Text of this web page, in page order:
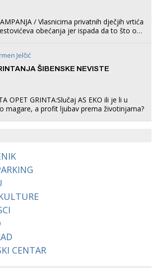
/ Vlasnicima privatnih dječjih vrtića
obećanja jer ispada da to što oni
Jelčić
ŠIBENSKE NEVISTE
OPET GRINTA:Slučaj AS EKO ili je li u
magare, a profit ljubav prema životinjama?
CENTAR